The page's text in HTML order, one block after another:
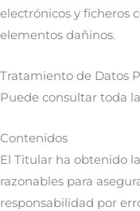
electrónicos y ficheros
elementos dañinos.
Tratamiento de Datos
Puede consultar toda
Contenidos
El Titular ha obtenido
razonables para
responsabilidad por